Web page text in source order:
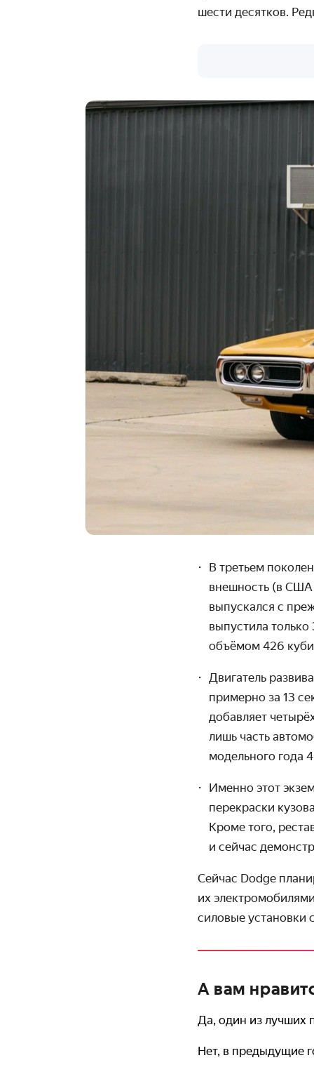
шести десятков.
В третьем
внешность (в США
выпускался с
выпустила
объёмом 426
Двигатель
примерно за 13
добавляет
лишь часть
модельного года
Именно этот
перекраски
Кроме того,
и сейчас
Сейчас Dodge
их
силовые установки
А вам
Да, один из лучших
Нет, в предыдущие